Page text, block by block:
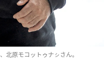
北原モコットゥナㇱさん。